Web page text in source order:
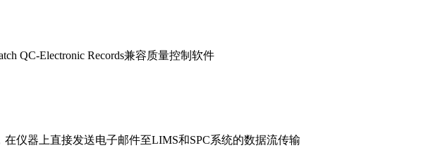
QC-Electronic Records兼容质量控制软件
仪器上直接发送电子邮件至LIMS和SPC系统的数据流传输